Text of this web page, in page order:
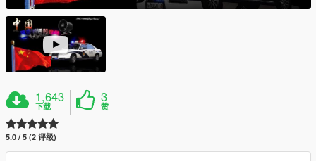
1,643
下载
3
赞
5.0 / 5 (2 评级)